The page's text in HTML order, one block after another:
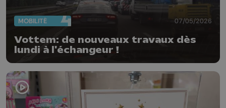
MOBILITÉ 07/05/2026
Vottem: de nouveaux travaux dès
lundi à l'échangeur !